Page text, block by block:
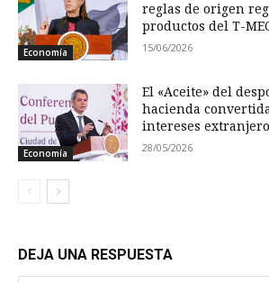
Economía
reglas de origen
productos del T-
15/06/2026
Economía
El «Aceite» del
hacienda
intereses
28/05/2026
DEJA UNA RESPUESTA